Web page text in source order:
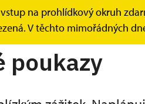
na prohlídkový okruh
V těchto mimořádných
Dárkové poukazy
poukazy